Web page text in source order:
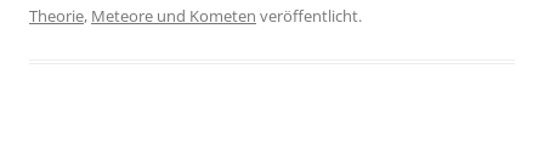
Theorie, Meteore und Kometen veröffentlicht.